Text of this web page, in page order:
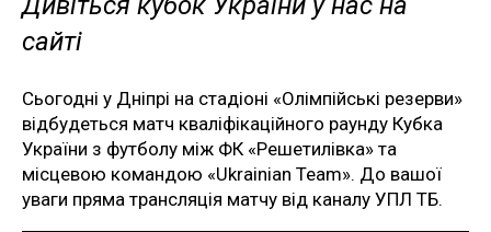
сайті
Сьогодні у Дніпрі на стадіоні «Олімпійські резерви»
відбудеться матч кваліфікаційного раунду Кубка
України з футболу між ФК «Решетилівка» та
місцевою командою «Ukrainian Team». До вашої
уваги пряма трансляція матчу від каналу УПЛ ТБ.